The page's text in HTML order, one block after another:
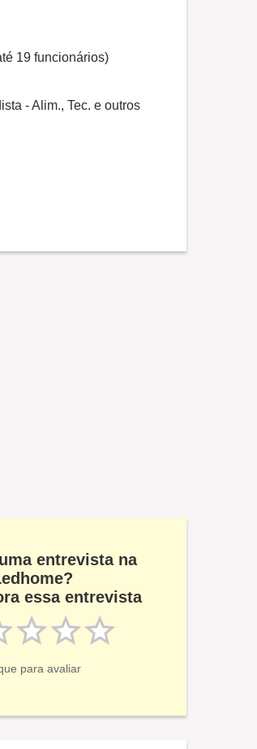
19 funcionários)
- Alim., Tec. e outros
entrevista na
essa entrevista
para avaliar